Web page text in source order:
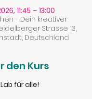
11:45 – 13:00
- Dein kreativer
Strasse 13,
Deutschland
den Kurs
für alle!